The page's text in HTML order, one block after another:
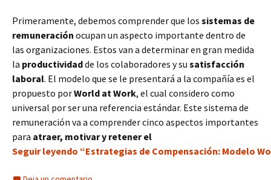
Primeramente, debemos comprender que los sistemas de
remuneración ocupan un aspecto importante dentro de
las organizaciones. Estos van a determinar en gran medida
la productividadde los colaboradores y su satisfacción
laboral. El modelo que se le presentará a la compañía es el
propuesto porWorld at Work, el cual considero como
universal por ser una referencia estándar. Este sistema de
remuneración va a comprender cinco aspectos importantes
para atraer, motivar y retener el
Seguir leyendo “Estrategias de Compensación: Modelo